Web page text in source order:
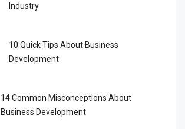
Industry
10 Quick Tips About Business
Development
14 Common Misconceptions About
Business Development